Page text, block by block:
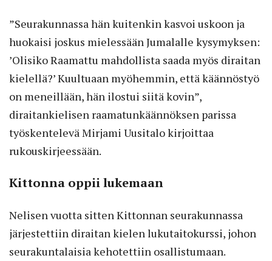
”Seurakunnassa hän kuitenkin kasvoi uskoon ja
huokaisi joskus mielessään Jumalalle kysymyksen:
’Olisiko Raamattu mahdollista saada myös diraitan
kielellä?’ Kuultuaan myöhemmin, että käännöstyö
on meneillään, hän ilostui siitä kovin”,
diraitankielisen raamatunkäännöksen parissa
työskentelevä Mirjami Uusitalo kirjoittaa
rukouskirjeessään.
Kittonna oppii lukemaan
Nelisen vuotta sitten Kittonnan seurakunnassa
järjestettiin diraitan kielen lukutaitokurssi, johon
seurakuntalaisia kehotettiin osallistumaan.